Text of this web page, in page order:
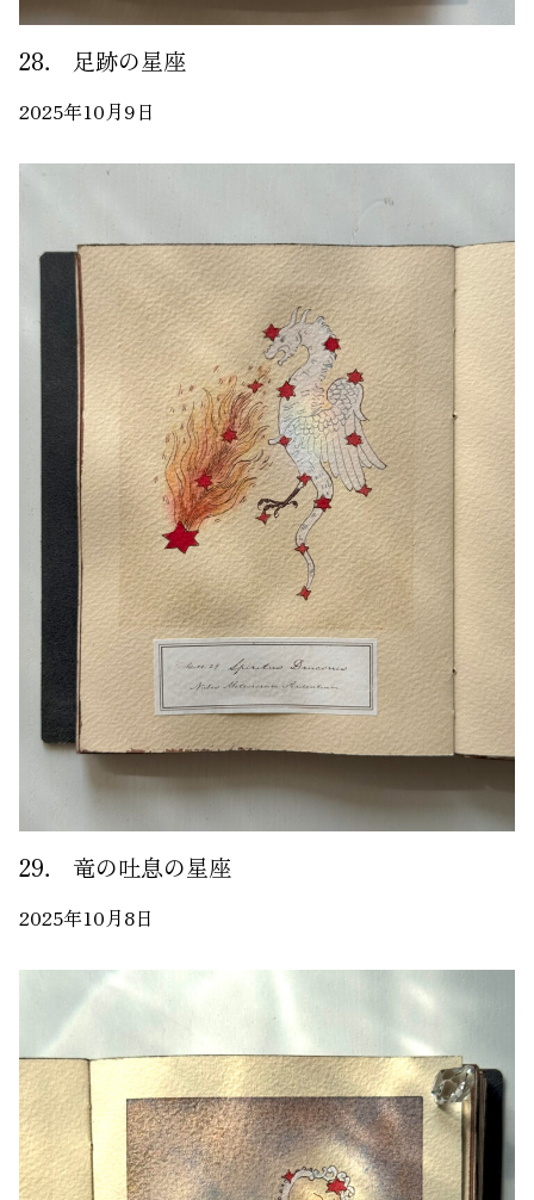
28． 足跡の星座
2025年10月9日
29． 竜の吐息の星座
2025年10月8日